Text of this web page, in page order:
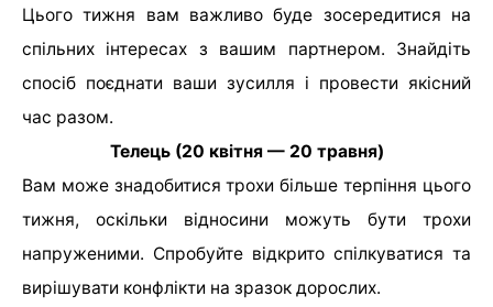
Цього тижня вам важливо буде зосередитися на
спільних інтересах з вашим партнером. Знайдіть
спосіб поєднати ваши зусилля і провести якісний
час разом.
Телець (20 квітня — 20 травня)
Вам може знадобитися трохи більше терпіння цього
тижня, оскільки відносини можуть бути трохи
напруженими. Спробуйте відкрито спілкуватися та
вирішувати конфлікти на зразок дорослих.